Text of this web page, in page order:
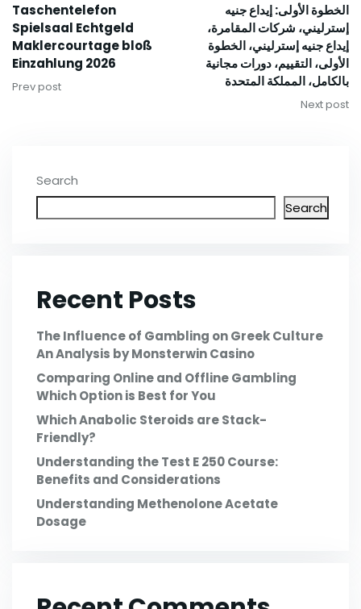
Taschentelefon
Spielsaal Echtgeld
Maklercourtage bloß
Einzahlung 2026
Prev post
الخطوة الأولى: إيداع جنيه
إسترليني، شركات المقامرة،
إيداع جنيه إسترليني، الخطوة
الأولى، التقييم، دورات مجانية
بالكامل، المملكة المتحدة
Next post
Search
Search
Recent Posts
The Influence of Gambling on Greek Culture
An Analysis by Monsterwin Casino
Comparing Online and Offline Gambling
Which Option is Best for You
Which Anabolic Steroids are Stack-
Friendly?
Understanding the Test E 250 Course:
Benefits and Considerations
Understanding Methenolone Acetate
Dosage